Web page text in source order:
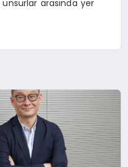
arasında yer